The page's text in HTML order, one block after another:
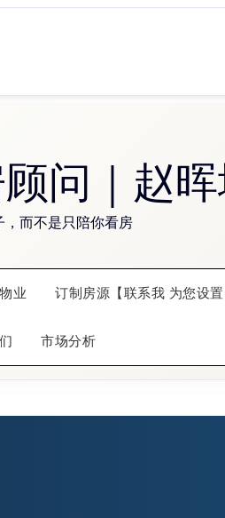
问｜赵
，而不是只陪你看房
业 订制房源【联系我 为您设
市场分析